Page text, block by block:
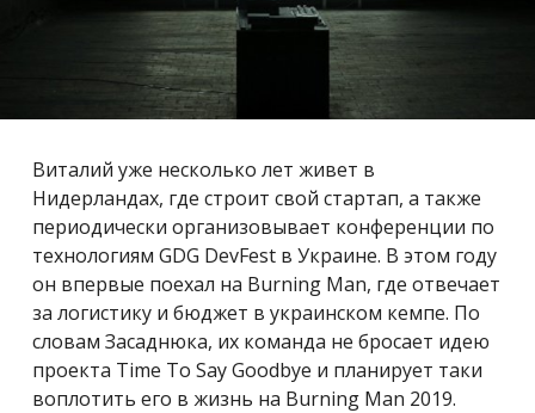
Виталий уже несколько лет живет в
Нидерландах, где строит свой стартап, а также
периодически организовывает конференции по
технологиям GDG DevFest в Украине. В этом году
он впервые поехал на Burning Man, где отвечает
за логистику и бюджет в украинском кемпе. По
словам Засаднюка, их команда не бросает идею
проекта Time To Say Goodbye и планирует таки
воплотить его в жизнь на Burning Man 2019.